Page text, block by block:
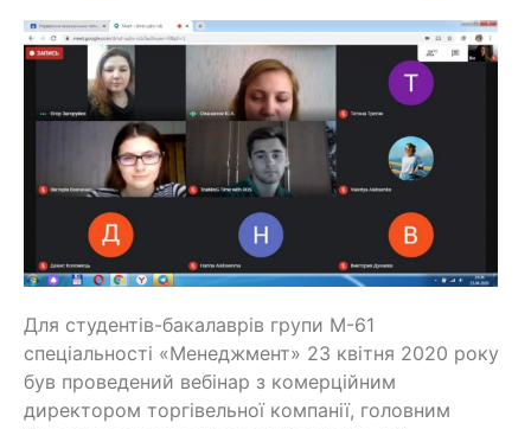
Для студентів-бакалаврів групи М-61
спеціальності «Менеджмент» 23 квітня 2020 року
був проведений вебінар з комерційним
директором торгівельної компанії, головним